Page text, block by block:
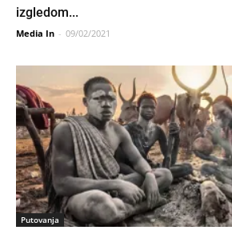
izgledom...
Media In - 09/02/2021
Putovanja